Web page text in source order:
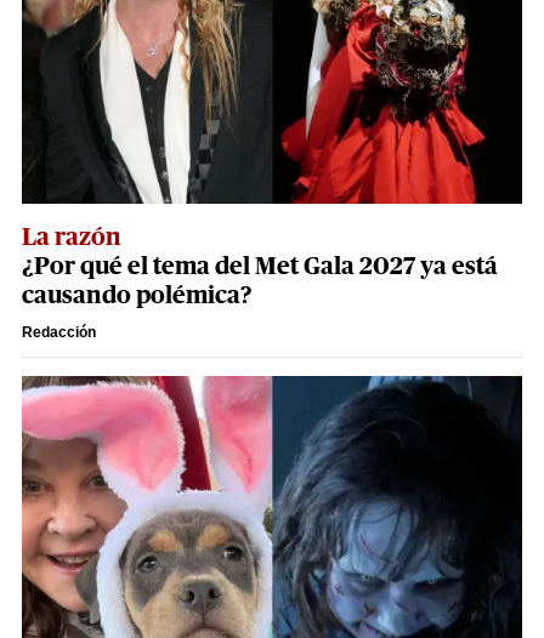
La razón
¿Por qué el tema del Met Gala 2027 ya está
causando polémica?
Redacción